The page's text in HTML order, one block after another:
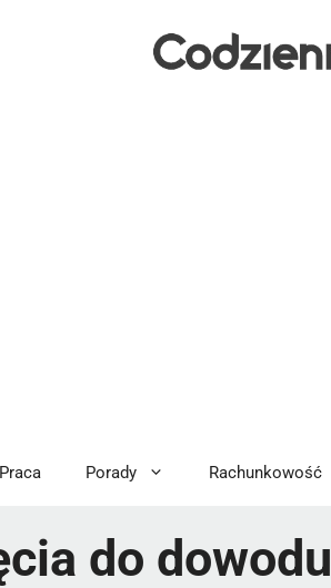
Praca Porady Rachunkowość
do dowodu